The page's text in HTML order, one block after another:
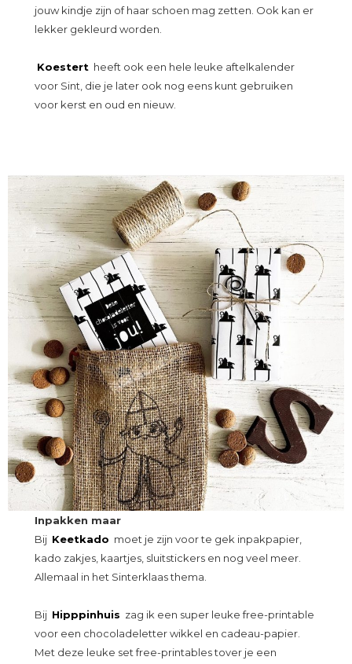
jouw kindje zijn of haar schoen mag zetten. Ook kan er
lekker gekleurd worden.
Koestert heeft ook een hele leuke aftelkalender
voor Sint, die je later ook nog eens kunt gebruiken
voor kerst en oud en nieuw.
Inpakken maar
Bij Keetkado moet je zijn voor te gek inpakpapier,
kado zakjes, kaartjes, sluitstickers en nog veel meer.
Allemaal in het Sinterklaas thema.
Bij Hipppinhuis zag ik een super leuke free-printable
voor een chocoladeletter wikkel en cadeau-papier.
Met deze leuke set free-printables tover je een